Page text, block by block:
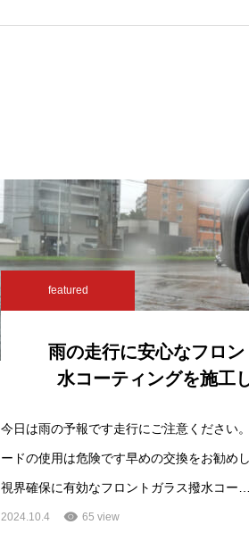
featured
雨の走行に安心なフロ
水コーティングを施工
今日は雨の予報です走行にご注意ください
ードの使用は危険です早めの交換をお勧め
視界確保に有効なフロントガラス撥水コー…
2024.10.4 65 view